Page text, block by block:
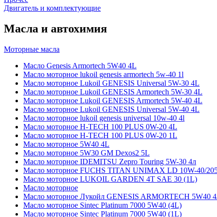
Двигатель и комплектующие
Масла и автохимия
Моторные масла
Масло Genesis Armortech 5W40 4L
Масло моторное lukoil genesis armortech 5w-40 1l
Масло моторное Lukoil GENESIS Universal 5W-30 4L
Масло моторное Lukoil GENESIS Armortech 5W-30 4L
Масло моторное Lukoil GENESIS Armortech 5W-40 4L
Масло моторное Lukoil GENESIS Universal 5W-40 4L
Масло моторное lukoil genesis universal 10w-40 4l
Масло моторное H-TECH 100 PLUS 0W-20 4L
Масло моторное H-TECH 100 PLUS 0W-20 1L
Масло моторное 5W40 4L
Масло моторное 5W30 GM Dexos2 5L
Масло моторное IDEMITSU Zepro Touring 5W-30 4л
Масло моторное FUCHS TITAN UNIMAX LD 10W-40/
Масло моторное LUKOIL GARDEN 4Т SAE 30 (1L)
Масло моторное
Масло моторное Лукойл GENESIS ARMORTECH 5W40
Масло моторное Sintec Platinum 7000 5W40 (4L)
Масло моторное Sintec Platinum 7000 5W40 (1L)